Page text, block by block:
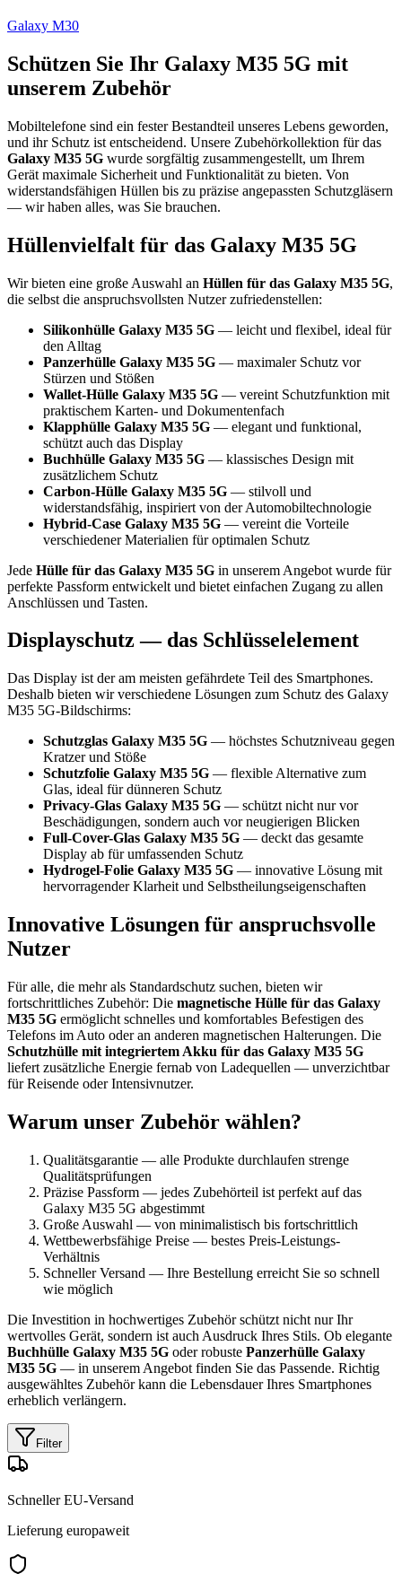
Galaxy M30
Schützen Sie Ihr Galaxy M35 5G mit
unserem Zubehör
Mobiltelefone sind ein fester Bestandteil unseres Lebens geworden,
und ihr Schutz ist entscheidend. Unsere Zubehörkollektion für das
Galaxy M35 5G wurde sorgfältig zusammengestellt, um Ihrem
Gerät maximale Sicherheit und Funktionalität zu bieten. Von
widerstandsfähigen Hüllen bis zu präzise angepassten Schutzgläsern
— wir haben alles, was Sie brauchen.
Hüllenvielfalt für das Galaxy M35 5G
Wir bieten eine große Auswahl an Hüllen für das Galaxy M35 5G,
die selbst die anspruchsvollsten Nutzer zufriedenstellen:
Silikonhülle Galaxy M35 5G — leicht und flexibel, ideal für
den Alltag
Panzerhülle Galaxy M35 5G — maximaler Schutz vor
Stürzen und Stößen
Wallet-Hülle Galaxy M35 5G — vereint Schutzfunktion mit
praktischem Karten- und Dokumentenfach
Klapphülle Galaxy M35 5G — elegant und funktional,
schützt auch das Display
Buchhülle Galaxy M35 5G — klassisches Design mit
zusätzlichem Schutz
Carbon-Hülle Galaxy M35 5G — stilvoll und
widerstandsfähig, inspiriert von der Automobiltechnologie
Hybrid-Case Galaxy M35 5G — vereint die Vorteile
verschiedener Materialien für optimalen Schutz
Jede Hülle für das Galaxy M35 5G in unserem Angebot wurde für
perfekte Passform entwickelt und bietet einfachen Zugang zu allen
Anschlüssen und Tasten.
Displayschutz — das Schlüsselelement
Das Display ist der am meisten gefährdete Teil des Smartphones.
Deshalb bieten wir verschiedene Lösungen zum Schutz des Galaxy
M35 5G-Bildschirms:
Schutzglas Galaxy M35 5G — höchstes Schutzniveau gegen
Kratzer und Stöße
Schutzfolie Galaxy M35 5G — flexible Alternative zum
Glas, ideal für dünneren Schutz
Privacy-Glas Galaxy M35 5G — schützt nicht nur vor
Beschädigungen, sondern auch vor neugierigen Blicken
Full-Cover-Glas Galaxy M35 5G — deckt das gesamte
Display ab für umfassenden Schutz
Hydrogel-Folie Galaxy M35 5G — innovative Lösung mit
hervorragender Klarheit und Selbstheilungseigenschaften
Innovative Lösungen für anspruchsvolle
Nutzer
Für alle, die mehr als Standardschutz suchen, bieten wir
fortschrittliches Zubehör: Die magnetische Hülle für das Galaxy
M35 5G ermöglicht schnelles und komfortables Befestigen des
Telefons im Auto oder an anderen magnetischen Halterungen. Die
Schutzhülle mit integriertem Akku für das Galaxy M35 5G
liefert zusätzliche Energie fernab von Ladequellen — unverzichtbar
für Reisende oder Intensivnutzer.
Warum unser Zubehör wählen?
Qualitätsgarantie — alle Produkte durchlaufen strenge
Qualitätsprüfungen
Präzise Passform — jedes Zubehörteil ist perfekt auf das
Galaxy M35 5G abgestimmt
Große Auswahl — von minimalistisch bis fortschrittlich
Wettbewerbsfähige Preise — bestes Preis-Leistungs-
Verhältnis
Schneller Versand — Ihre Bestellung erreicht Sie so schnell
wie möglich
Die Investition in hochwertiges Zubehör schützt nicht nur Ihr
wertvolles Gerät, sondern ist auch Ausdruck Ihres Stils. Ob elegante
Buchhülle Galaxy M35 5G oder robuste Panzerhülle Galaxy
M35 5G — in unserem Angebot finden Sie das Passende. Richtig
ausgewähltes Zubehör kann die Lebensdauer Ihres Smartphones
erheblich verlängern.
Filter
Schneller EU-Versand
Lieferung europaweit